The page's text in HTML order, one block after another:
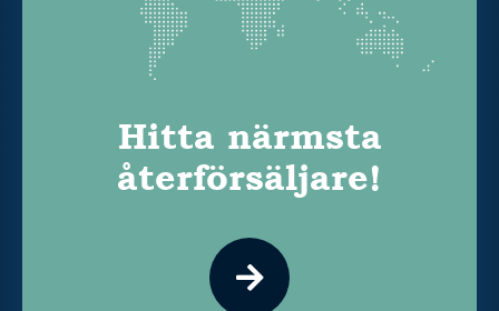
Hitta närmsta
återförsäljare!